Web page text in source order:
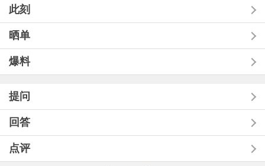
此刻
晒单
爆料
提问
回答
点评